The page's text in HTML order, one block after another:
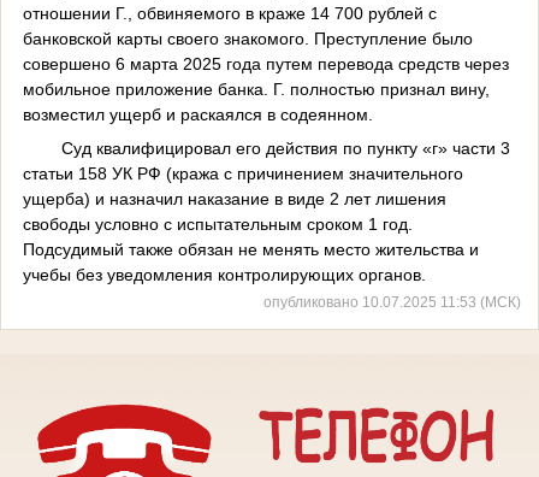
отношении Г., обвиняемого в краже 14 700 рублей с
банковской карты своего знакомого. Преступление было
совершено 6 марта 2025 года путем перевода средств через
мобильное приложение банка. Г. полностью признал вину,
возместил ущерб и раскаялся в содеянном.
Суд квалифицировал его действия по пункту «г» части 3
статьи 158 УК РФ (кража с причинением значительного
ущерба) и назначил наказание в виде 2 лет лишения
свободы условно с испытательным сроком 1 год.
Подсудимый также обязан не менять место жительства и
учебы без уведомления контролирующих органов.
опубликовано 10.07.2025 11:53 (МСК)